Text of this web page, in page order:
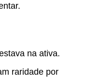
na ativa.
raridade por